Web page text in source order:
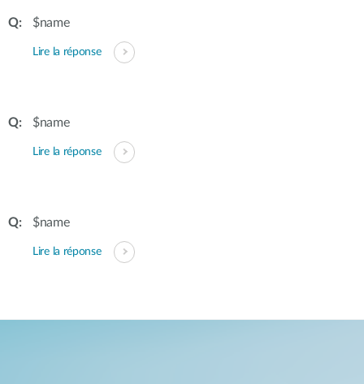
$name
Lire la réponse
$name
Lire la réponse
$name
Lire la réponse